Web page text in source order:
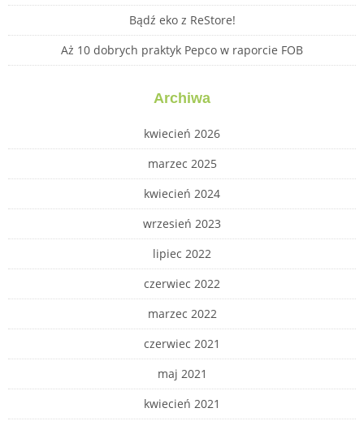
Bądź eko z ReStore!
Aż 10 dobrych praktyk Pepco w raporcie FOB
Archiwa
kwiecień 2026
marzec 2025
kwiecień 2024
wrzesień 2023
lipiec 2022
czerwiec 2022
marzec 2022
czerwiec 2021
maj 2021
kwiecień 2021